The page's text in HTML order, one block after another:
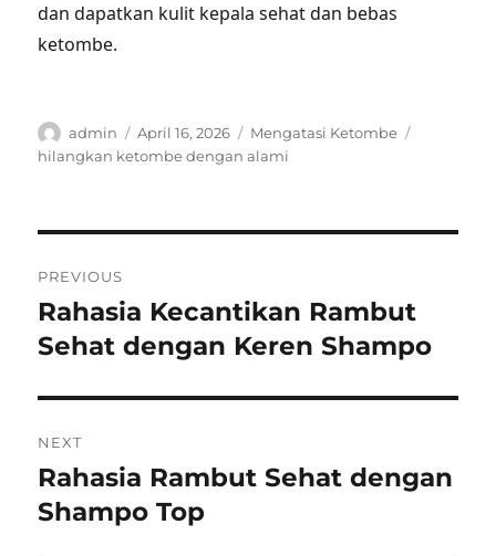
dan dapatkan kulit kepala sehat dan bebas
ketombe.
Author
admin
Posted
on
April 16, 2026 Categories
Mengatasi Ketombe
hilangkan ketombe dengan alami
navigation
PREVIOUS
Previous
post:
Rahasia Kecantikan Rambut
Sehat dengan Keren Shampo
NEXT
Next
post:
Rahasia Rambut Sehat dengan
Shampo Top